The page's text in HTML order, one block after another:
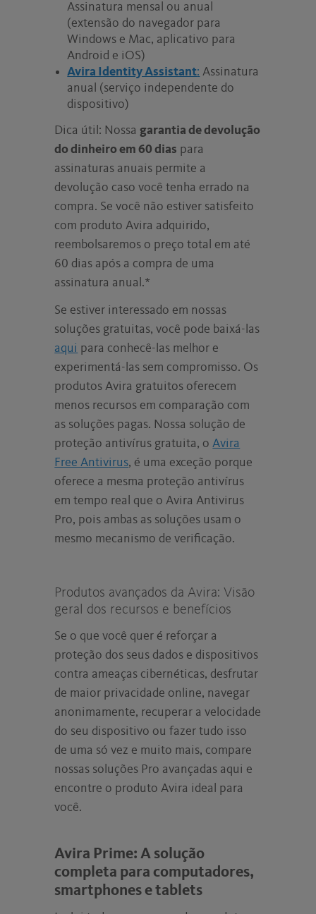
Assinatura mensal ou anual
(extensão do navegador para
Windows e Mac, aplicativo para
Android e iOS)
Avira Identity Assistant: Assinatura
anual (serviço independente do
dispositivo)
Dica útil: Nossa garantia de devolução
do dinheiro em 60 dias para
assinaturas anuais permite a
devolução caso você tenha errado na
compra. Se você não estiver satisfeito
com produto Avira adquirido,
reembolsaremos o preço total em até
60 dias após a compra de uma
assinatura anual.*
Se estiver interessado em nossas
soluções gratuitas, você pode baixá-las
aqui para conhecê-las melhor e
experimentá-las sem compromisso. Os
produtos Avira gratuitos oferecem
menos recursos em comparação com
as soluções pagas. Nossa solução de
proteção antivírus gratuita, oAvira
Free Antivirus, é uma exceção porque
oferece a mesma proteção antivírus
em tempo real que o Avira Antivirus
Pro, pois ambas as soluções usam o
mesmo mecanismo de verificação.
Produtos avançados da Avira: Visão
geral dos recursos e benefícios
Se o que você quer é reforçar a
proteção dos seus dados e dispositivos
contra ameaças cibernéticas, desfrutar
de maior privacidade online, navegar
anonimamente, recuperar a velocidade
do seu dispositivo ou fazer tudo isso
de uma só vez e muito mais, compare
nossas soluções Pro avançadas aqui e
encontre o produto Avira ideal para
você.
Avira Prime: A solução
completa para computadores,
smartphones e tablets